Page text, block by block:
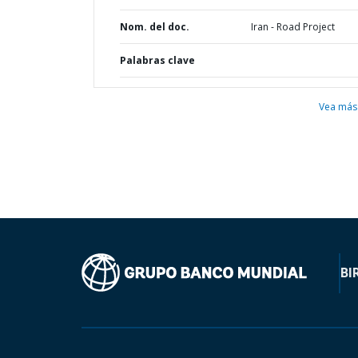
Nom. del doc. Iran - Road Project
Palabras clave
Vea más